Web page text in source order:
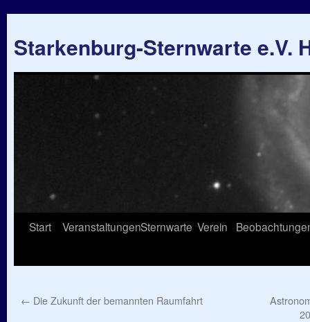
Starkenburg-Sternwarte e.V.
Springe
Start VeranstaltungenSternwarte Verein
← Die Zukunft der bemannten Raumfahrt